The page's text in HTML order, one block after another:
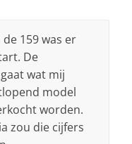
159 was er
De
wat mij
model
worden.
zou die cijfers